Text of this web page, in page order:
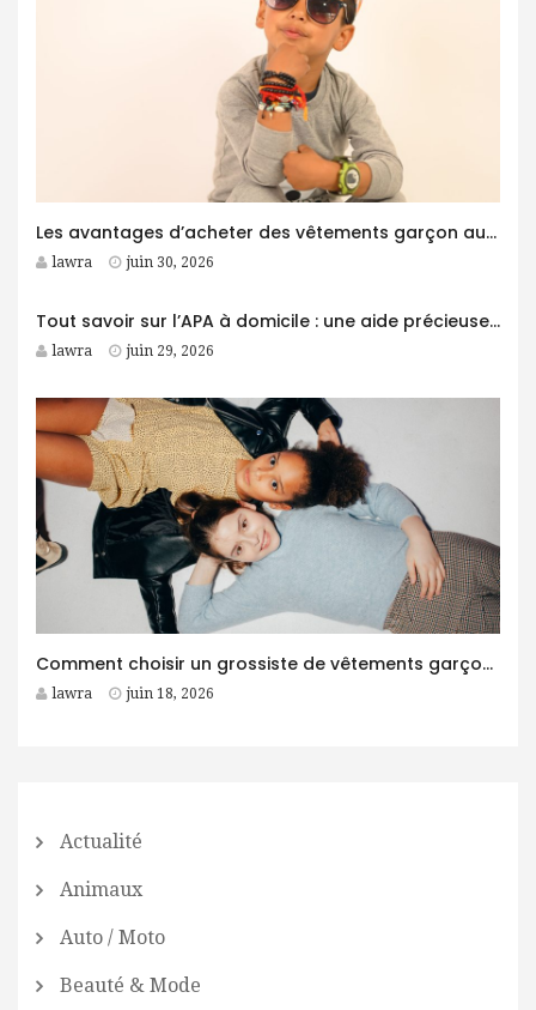
Les avantages d’acheter des vêtements garçon auprès d’un grossiste
lawra juin 30, 2026
Tout savoir sur l’APA à domicile : une aide précieuse pour les personnes âgées
lawra juin 29, 2026
Comment choisir un grossiste de vêtements garçon fiable pour son business ?
lawra juin 18, 2026
Actualité
Animaux
Auto / Moto
Beauté & Mode